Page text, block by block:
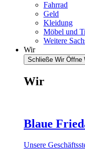
Fahrrad
Geld
Kleidung
Möbel und
Weitere
Wir
Schließe Wir Öffne
Wir
Blaue
Unsere